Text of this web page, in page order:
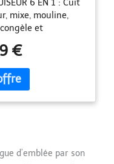
en France, Bol
Cuve Inox,
Petits pots
Rapide,
6 EN 1 : Cuit
mixe, mouline,
et
chauffe les
150 mL; une
de
répondre à
de bébé
ET DES SAVEURS
de plus grâce à
€
d’emblée par son